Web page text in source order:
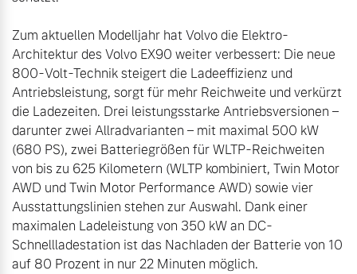
Jetzt kennenlernen
Mehr erfahren
Finanzierung & Leasing
Versicherung
Zum aktuellen Modelljahr hat Volvo die Elektro-
Architektur des Volvo EX90 weiter verbessert: Die neue
800-Volt-Technik steigert die Ladeeffizienz und
Antriebsleistung, sorgt für mehr Reichweite und verkürzt
die Ladezeiten. Drei leistungsstarke Antriebsversionen –
darunter zwei Allradvarianten – mit maximal 500 kW
(680 PS), zwei Batteriegrößen für WLTP-Reichweiten
von bis zu 625 Kilometern (WLTP kombiniert, Twin Motor
AWD und Twin Motor Performance AWD) sowie vier
Ausstattungslinien stehen zur Auswahl. Dank einer
maximalen Ladeleistung von 350 kW an DC-
Schnellladestation ist das Nachladen der Batterie von 10
auf 80 Prozent in nur 22 Minuten möglich.